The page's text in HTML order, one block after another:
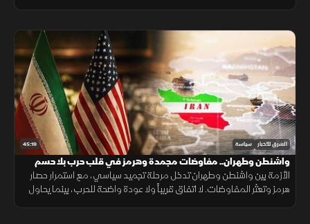
45:19 الشرق للأخبار سياسة
واشنطن وطهران.. مفاوضات مجمدة وهرمز في قلب حرب بلا حسم
الأزمة بين واشنطن وطهران تدخل مرحلة تجميد سياسي، مع استمرار حصار
هرمز وتعثر المفاوضات. لا اتفاق قريباً ولا عودة واضحة للحرب، بينما يحاول